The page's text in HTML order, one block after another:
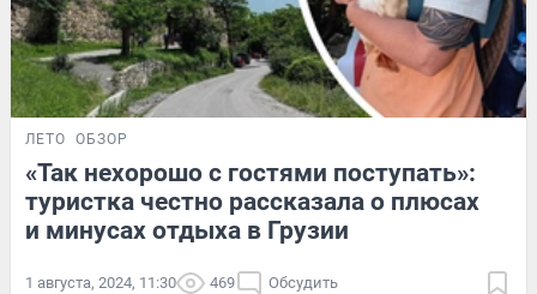
ЛЕТО ОБЗОР
«Так нехорошо с гостями поступать»:
туристка честно рассказала о плюсах
и минусах отдыха в Грузии
1 августа, 2024, 11:30 469 Обсудить